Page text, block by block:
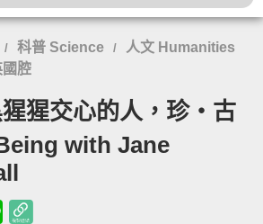
/ 科普 Science /
人文 Humanities
國腔
猩猩交心的人，珍‧古
with Jane